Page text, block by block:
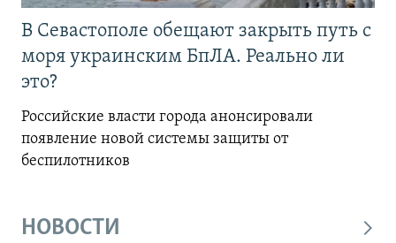
В Севастополе обещают закрыть путь с
моря украинским БпЛА. Реально ли
это?
Российские власти города анонсировали
появление новой системы защиты от
беспилотников
НОВОСТИ